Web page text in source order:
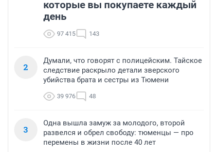
которые вы покупаете каждый
день
97 415 143
2
Думали, что говорят с полицейским. Тайское
следствие раскрыло детали зверского
убийства брата и сестры из Тюмени
39 976 48
3
Одна вышла замуж за молодого, второй
развелся и обрел свободу: тюменцы — про
перемены в жизни после 40 лет